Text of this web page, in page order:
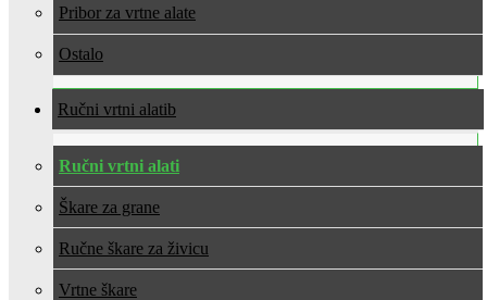
Pribor za vrtne alate
Ostalo
Ručni vrtni alati
Ručni vrtni alati
Škare za grane
Ručne škare za živicu
Vrtne škare